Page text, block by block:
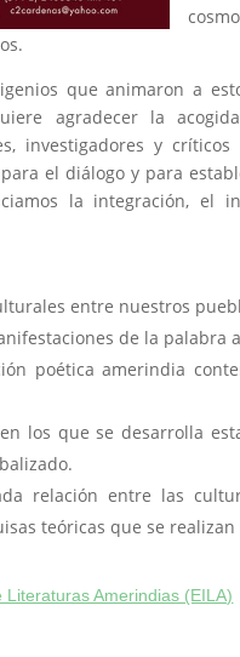
que animaron a
agradecer la
investigadores y
el diálogo y para
la integración, el
entre nuestros
de la palabra
poética amerindia
los que se desarrolla
relación entre las
teóricas que se
Amerindias (EILA)